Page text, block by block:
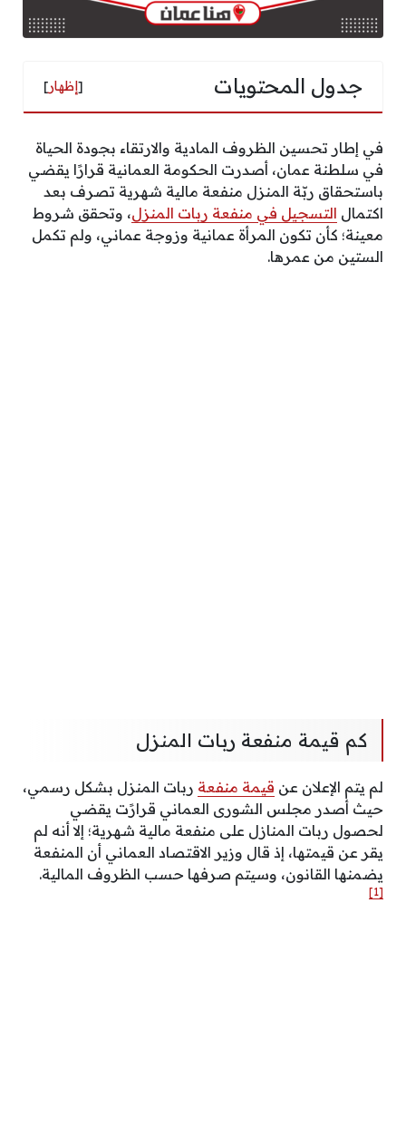
جدول المحتويات [إظهار]
في إطار تحسين الظروف المادية والارتقاء بجودة الحياة
في سلطنة عمان، أصدرت الحكومة العمانية قرارًا يقضي
باستحقاق ربّة المنزل منفعة مالية شهرية تصرف بعد
اكتمال التسجيل في منفعة ربات المنزل، وتحقق شروط
معينة؛ كأن تكون المرأة عمانية وزوجة عماني، ولم تكمل
الستين من عمرها.
كم قيمة منفعة ربات المنزل
لم يتم الإعلان عن قيمة منفعة ربات المنزل بشكل رسمي،
حيث أصدر مجلس الشورى العماني قرارًت يقضي
لحصول ربات المنازل على منفعة مالية شهرية؛ إلا أنه لم
يقر عن قيمتها، إذ قال وزير الاقتصاد العماني أن المنفعة
يضمنها القانون، وسيتم صرفها حسب الظروف المالية.
[1]